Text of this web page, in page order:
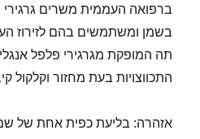
ברפואה העממית משרים גרגירי
בשמן ומשתמשים בהם לזירוז
תה המופקת מגרגירי פלפל
התכווצויות בעת מחזור וקלקול
אזהרה: בליעת כפית אחת של